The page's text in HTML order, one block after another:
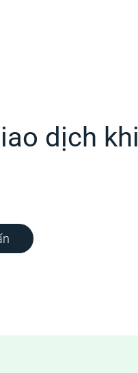
dịch khi